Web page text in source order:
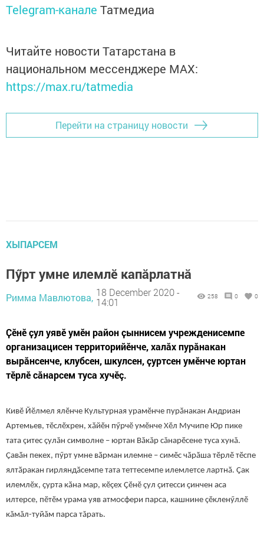
Telegram-канале Татмедиа
Читайте новости Татарстана в
национальном мессенджере MАХ:
https://max.ru/tatmedia
Перейти на страницу новости
ХЫПАРСЕМ
Пӳрт умне илемлӗ капăрлатнă
Римма Мавлютова, 18 December 2020 -
14:01
258 0 0
Ҫӗнӗ ҫул уявӗ умӗн район ҫыннисем учрежденисемпе
организацисен территорийӗнче, халӑх пурӑнакан
вырӑнсенче, клубсен, шкулсен, ҫуртсен умӗнче юртан
тӗрлӗ сăнарсем туса хучӗç.
Кивӗ Йӗлмел ялӗнче Культурная урамӗнче пурӑнакан Андриан
Артемьев, тӗслӗхрен, хӑйӗн пӳрчӗ умӗнче Хӗл Мучипе Юр пике
тата çитес çулăн символне – юртан Вăкăр сăнарӗсене туса хунă.
Ҫавӑн пекех, пӳрт умне вӑрман илемне – симӗс чӑрӑша тӗрлӗ тӗспе
ялтӑракан гирляндӑсемпе тата теттесемпе илемлетсе лартнӑ. Ҫак
илемлӗх, ҫурта кӑна мар, кӗçех Çӗнӗ ҫул ҫитесси ҫинчен аса
илтерсе, пӗтӗм урама уяв атмосфери парса, кашнине çӗкленӳллӗ
кăмăл-туйăм парса тăрать.